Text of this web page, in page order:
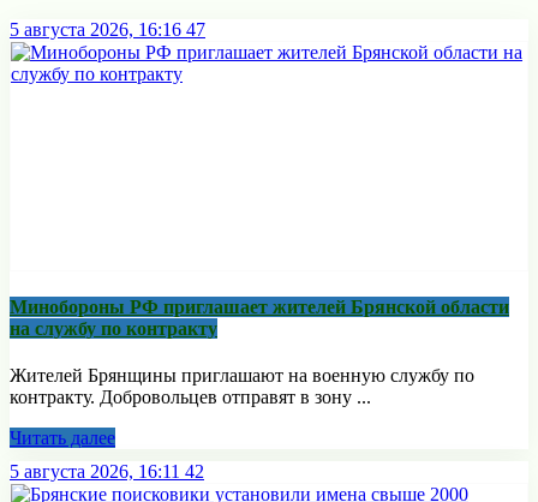
5 августа 2026, 16:16 47
Минобoроны РФ приглaшaет житeлeй Брянской области
на службу по контракту
Жителей Брянщины приглашают на военную службу по
контракту. Добровольцев отправят в зону ...
Читать далее
5 августа 2026, 16:11 42